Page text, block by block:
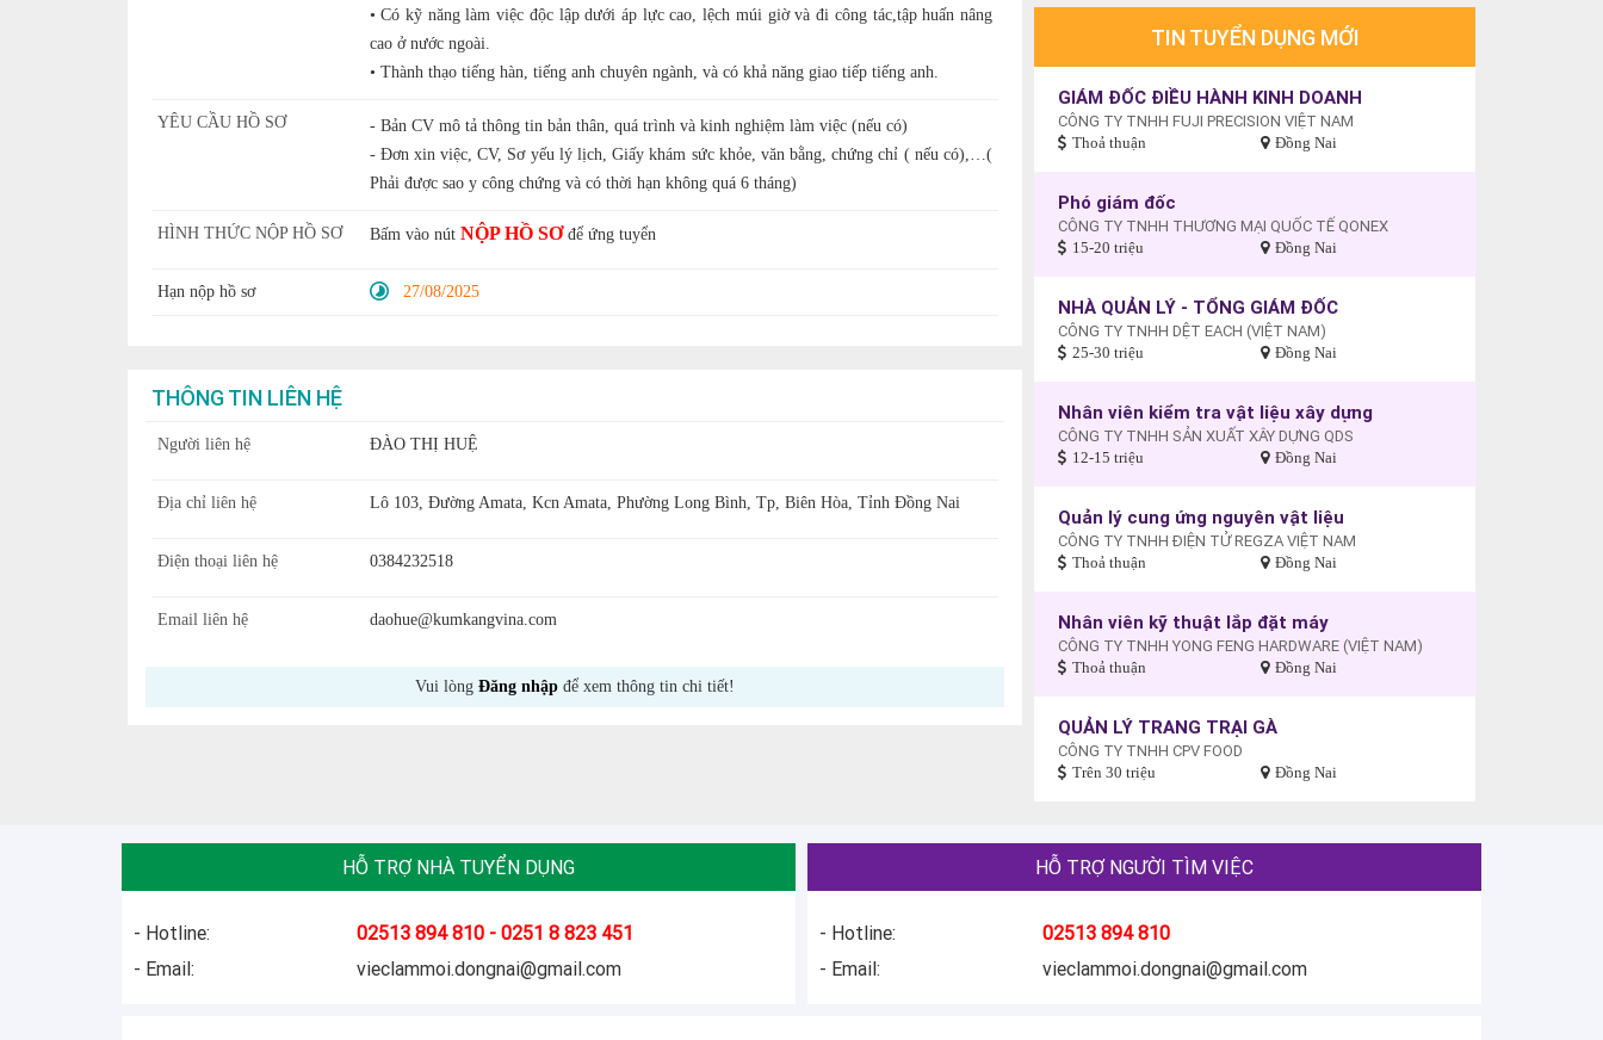
• Có kỹ năng làm việc độc lập dưới áp lực cao, lệch múi giờ và đi công tác,tập huấn nâng
cao ở nước ngoài.
• Thành thạo tiếng hàn, tiếng anh chuyên ngành, và có khả năng giao tiếp tiếng anh.
YÊU CẦU HỒ SƠ
- Bản CV mô tả thông tin bản thân, quá trình và kinh nghiệm làm việc (nếu có)
- Đơn xin việc, CV, Sơ yếu lý lịch, Giấy khám sức khỏe, văn bằng, chứng chỉ ( nếu có),…(
Phải được sao y công chứng và có thời hạn không quá 6 tháng)
HÌNH THỨC NỘP HỒ SƠ Bấm vào nút NỘP HỒ SƠđể ứng tuyển
Hạn nộp hồ sơ 27/08/2025
THÔNG TIN LIÊN HỆ
Người liên hệ ĐÀO THỊ HUỆ
Địa chỉ liên hệ Lô 103, Đường Amata, Kcn Amata, Phường Long Bình, Tp, Biên Hòa, Tỉnh Đồng Nai
Điện thoại liên hệ 0384232518
Email liên hệ daohue@kumkangvina.com
Vui lòng Đăng nhập để xem thông tin chi tiết!
TIN TUYỂN DỤNG MỚI
GIÁM ĐỐC ĐIỀU HÀNH KINH DOANH
CÔNG TY TNHH FUJI PRECISION VIỆT NAM
Thoả thuận Đồng Nai
Phó giám đốc
CÔNG TY TNHH THƯƠNG MẠI QUỐC TẾ QONEX
15-20 triệu Đồng Nai
NHÀ QUẢN LÝ - TỔNG GIÁM ĐỐC
CÔNG TY TNHH DỆT EACH (VIỆT NAM)
25-30 triệu Đồng Nai
Nhân viên kiểm tra vật liệu xây dựng
CÔNG TY TNHH SẢN XUẤT XÂY DỰNG QDS
12-15 triệu Đồng Nai
Quản lý cung ứng nguyên vật liệu
CÔNG TY TNHH ĐIỆN TỬ REGZA VIỆT NAM
Thoả thuận Đồng Nai
Nhân viên kỹ thuật lắp đặt máy
CÔNG TY TNHH YONG FENG HARDWARE (VIỆT NAM)
Thoả thuận Đồng Nai
QUẢN LÝ TRANG TRẠI GÀ
CÔNG TY TNHH CPV FOOD
Trên 30 triệu Đồng Nai
HỖ TRỢ NHÀ TUYỂN DỤNG
- Hotline:
02513 894 810 - 0251 8 823 451
- Email:
vieclammoi.dongnai@gmail.com
HỖ TRỢ NGƯỜI TÌM VIỆC
- Hotline:
02513 894 810
- Email:
vieclammoi.dongnai@gmail.com